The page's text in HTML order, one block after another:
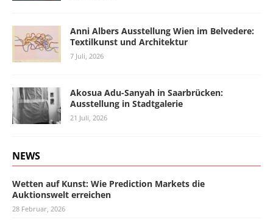
Anni Albers Ausstellung Wien im Belvedere:
Textilkunst und Architektur
7 Juli, 2026
Akosua Adu-Sanyah in Saarbrücken:
Ausstellung in Stadtgalerie
21 Juli, 2026
NEWS
Wetten auf Kunst: Wie Prediction Markets die
Auktionswelt erreichen
28 Februar, 2026